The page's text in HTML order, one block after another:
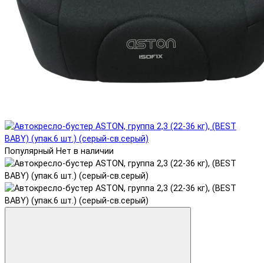
Популярный Нет в наличии